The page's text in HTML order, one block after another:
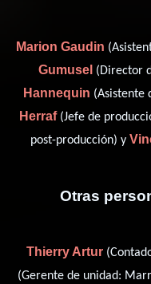
Marion Gaudin
Gumusel (Director
Hannequin (Asistente
Herraf(Jefe de
post-producción) y
Otras
Thierry Artur
(Gerente de unidad: